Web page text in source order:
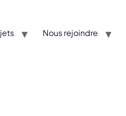
Nous rejoindre